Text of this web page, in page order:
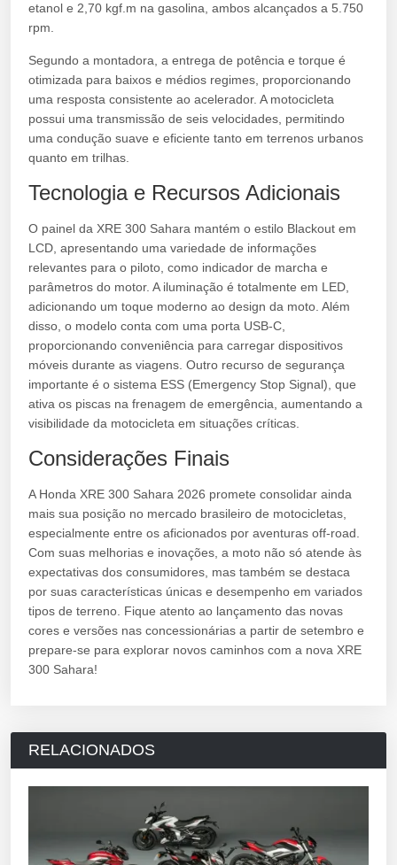
etanol e 2,70 kgf.m na gasolina, ambos alcançados a 5.750
rpm.
Segundo a montadora, a entrega de potência e torque é
otimizada para baixos e médios regimes, proporcionando
uma resposta consistente ao acelerador. A motocicleta
possui uma transmissão de seis velocidades, permitindo
uma condução suave e eficiente tanto em terrenos urbanos
quanto em trilhas.
Tecnologia e Recursos Adicionais
O painel da XRE 300 Sahara mantém o estilo Blackout em
LCD, apresentando uma variedade de informações
relevantes para o piloto, como indicador de marcha e
parâmetros do motor. A iluminação é totalmente em LED,
adicionando um toque moderno ao design da moto. Além
disso, o modelo conta com uma porta USB-C,
proporcionando conveniência para carregar dispositivos
móveis durante as viagens. Outro recurso de segurança
importante é o sistema ESS (Emergency Stop Signal), que
ativa os piscas na frenagem de emergência, aumentando a
visibilidade da motocicleta em situações críticas.
Considerações Finais
A Honda XRE 300 Sahara 2026 promete consolidar ainda
mais sua posição no mercado brasileiro de motocicletas,
especialmente entre os aficionados por aventuras off-road.
Com suas melhorias e inovações, a moto não só atende às
expectativas dos consumidores, mas também se destaca
por suas características únicas e desempenho em variados
tipos de terreno. Fique atento ao lançamento das novas
cores e versões nas concessionárias a partir de setembro e
prepare-se para explorar novos caminhos com a nova XRE
300 Sahara!
RELACIONADOS